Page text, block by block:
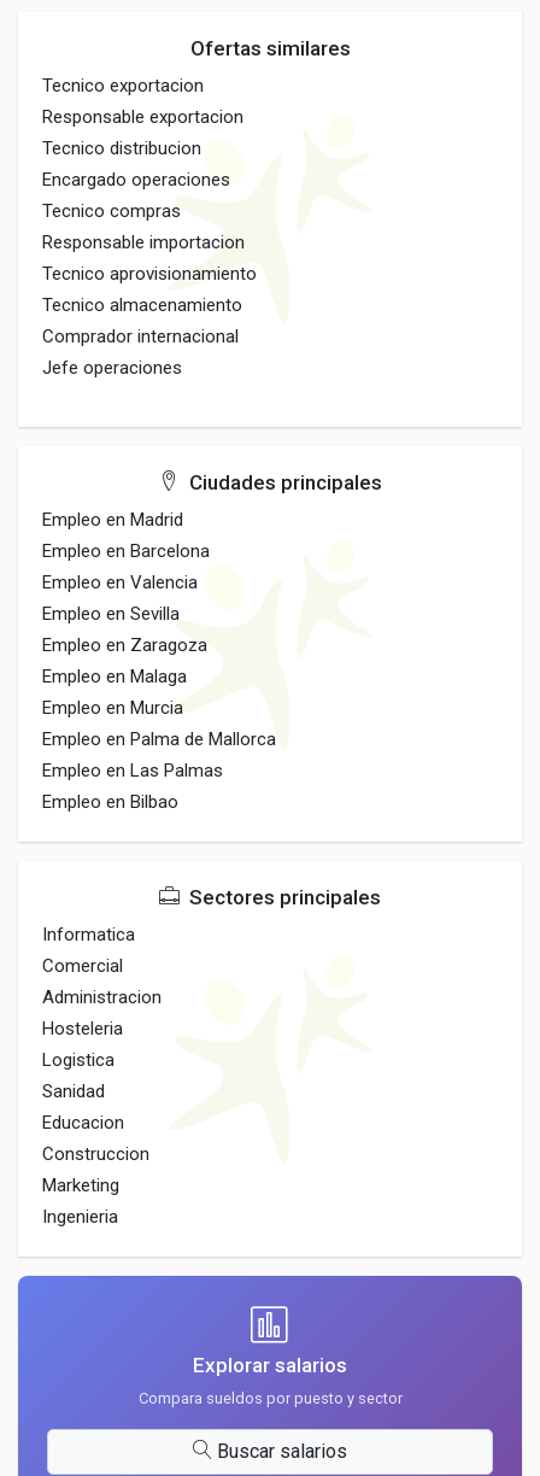
Ofertas similares
Tecnico exportacion
Responsable exportacion
Tecnico distribucion
Encargado operaciones
Tecnico compras
Responsable importacion
Tecnico aprovisionamiento
Tecnico almacenamiento
Comprador internacional
Jefe operaciones
Ciudades principales
Empleo en Madrid
Empleo en Barcelona
Empleo en Valencia
Empleo en Sevilla
Empleo en Zaragoza
Empleo en Malaga
Empleo en Murcia
Empleo en Palma de Mallorca
Empleo en Las Palmas
Empleo en Bilbao
Sectores principales
Informatica
Comercial
Administracion
Hosteleria
Logistica
Sanidad
Educacion
Construccion
Marketing
Ingenieria
Explorar salarios
Compara sueldos por puesto y sector
Buscar salarios